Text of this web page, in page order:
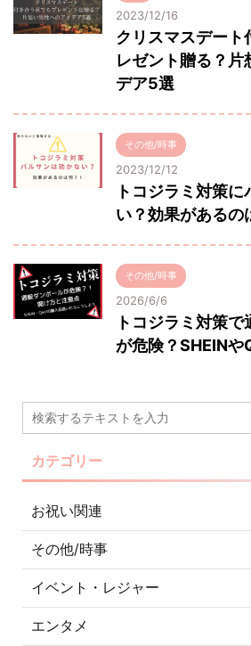
2023/12/16
クリスマスデート
レゼント贈る？片
デア5選
その他/時事
2023/12/12
トコジラミ対策
い？効果があるの
その他/時事
2026/6/6
トコジラミ対策
が危険？SHEIN
カテゴリー
お祝い関連
その他/時事
イベント・レジャー
エンタメ